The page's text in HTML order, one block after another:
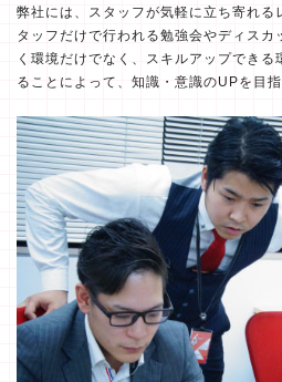
弊社には、スタッフが気軽に立ち寄れる
タッフだけで行われる勉強会やディス
く環境だけでなく、スキルアップでき
ることによって、知識・意識のUPを目指